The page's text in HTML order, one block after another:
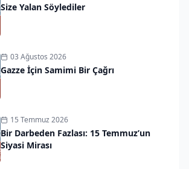
Size Yalan Söylediler
03 Ağustos 2026
Gazze İçin Samimi Bir Çağrı
15 Temmuz 2026
Bir Darbeden Fazlası: 15 Temmuz’un
Siyasi Mirası